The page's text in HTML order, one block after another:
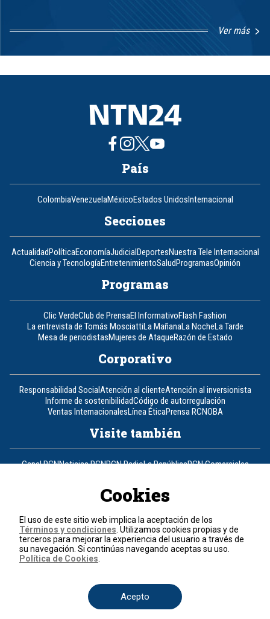
Ver más
1
8
País
ColombiaVenezuelaMéxicoEstados Unidos Internacional
Secciones
Actualidad PolíticaEconomíaJudicial DeportesNuestra Tele Internacional
Ciencia y TecnologíaEntretenimientoSalud ProgramasOpinión
Programas
Clic VerdeClub de PrensaEl InformativoFlash Fashion
La entrevista de Tomás MosciattiLa MañanaLa NocheLa Tarde
Mesa de periodistasMujeres de AtaqueRazón de Estado
Corporativo
Responsabilidad SocialAtención al clienteAtención al inversionista
Informe de sostenibilidadCódigo de autorregulación
Ventas InternacionalesLínea ÉticaPrensa RCNOBA
Visite también
Canal RCNNoticias RCNRCN RadioLa RepúblicaRCN Comerciales
Un producto de RCN Televisión
Teléfono+57 (601) 426 92 92
Términos y condiciones
© 2026, RCN Medios.
Cookies
El uso de este sitio web implica la aceptación de los
Términos y condiciones . Utilizamos cookies propias y de
terceros para mejorar la experiencia del usuario a través de
su navegación. Si continúas navegando aceptas su uso.
Política de Cookies
Acepto